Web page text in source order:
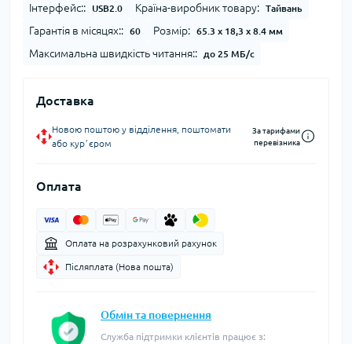
Інтерфейс:: USB2.0 Країна-виробник товару: Тайвань
Гарантія в місяцях:: 60 Розмір: 65.3 x 18,3 x 8.4 мм
Максимальна швидкість читання:: до 25 МБ/с
Доставка
Новою поштою у відділення, поштомати
або курʼєром
За тарифами
перевізника
Оплата
Оплата на розрахунковий рахунок
Післяплата (Нова пошта)
Обмін та повернення
Служба підтримки клієнтів працює з: